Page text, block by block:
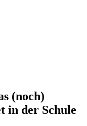
(noch)
in der Schule